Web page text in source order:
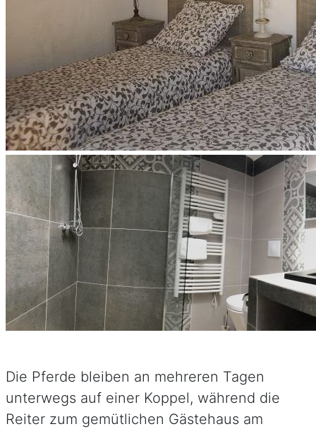
Die Pferde bleiben an mehreren Tagen
unterwegs auf einer Koppel, während die
Reiter zum gemütlichen Gästehaus am